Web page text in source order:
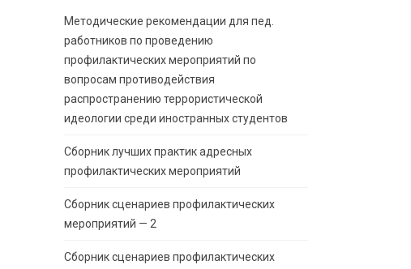
Методические рекомендации для пед.
работников по проведению
профилактических мероприятий по
вопросам противодействия
распространению террористической
идеологии среди иностранных студентов
Сборник лучших практик адресных
профилактических мероприятий
Сборник сценариев профилактических
мероприятий — 2
Сборник сценариев профилактических